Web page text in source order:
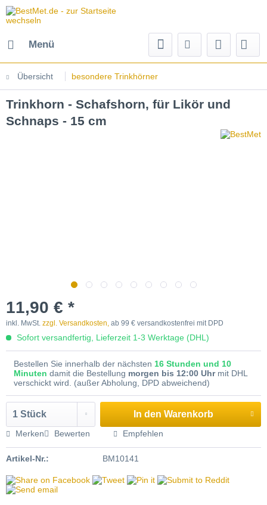
Menü
Übersicht besondere Trinkhörner
Trinkhorn - Schafshorn, für Likör und
Schnaps - 15 cm
11,90 € *
inkl. MwSt. zzgl. Versandkosten, ab 99 € versandkostenfrei mit DPD
Sofort versandfertig, Lieferzeit 1-3 Werktage (DHL)
Bestellen Sie innerhalb der nächsten 16 Stunden und 10
Minuten damit die Bestellung morgen bis 12:00 Uhrmit DHL
verschickt wird. (außer Abholung, DPD abweichend)
In den Warenkorb
Merken Bewerten Empfehlen
Artikel-Nr.: BM10141